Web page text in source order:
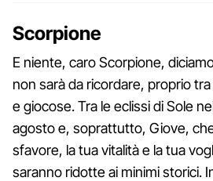
Scorpione
E niente, caro Scorpione,
non sarà da ricordare, proprio
e giocose. Tra le eclissi di Sole
agosto e, soprattutto, Giove,
sfavore, la tua vitalità e la tua
saranno ridotte ai minimi storici.